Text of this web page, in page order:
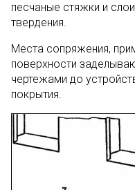
песчаные стяжки и
твердения.
Места сопряжения,
поверхности
чертежами до
покрытия.